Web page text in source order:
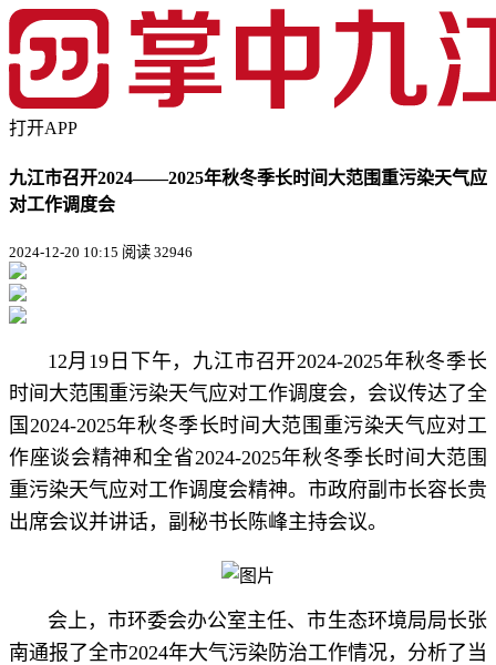
打开APP
九江市召开2024——2025年秋冬季长时间大范围重污染天气应
对工作调度会
2024-12-20 10:15 阅读 32946
12月19日下午，九江市召开2024-2025年秋冬季长
时间大范围重污染天气应对工作调度会，会议传达了全
国2024-2025年秋冬季长时间大范围重污染天气应对工
作座谈会精神和全省2024-2025年秋冬季长时间大范围
重污染天气应对工作调度会精神。市政府副市长容长贵
出席会议并讲话，副秘书长陈峰主持会议。
会上，市环委会办公室主任、市生态环境局局长张
南通报了全市2024年大气污染防治工作情况，分析了当